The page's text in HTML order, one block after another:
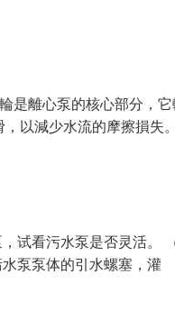
是離心泵的核心部分，
以減少水流的摩擦損失
试看污水泵是否灵活。
泵泵体的引水螺塞，灌